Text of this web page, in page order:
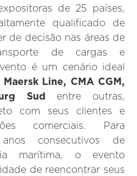
de 25 países,
qualificado de
de decisão nas áreas de
de cargas e
é um cenário ideal
Maersk Line, CMA CGM,
Sud
entre outras,
com seus clientes e
comerciais. Para
consecutivos de
marítima, o evento
de reencontrar seus